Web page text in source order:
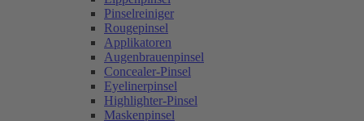
Pinselreiniger
Rougepinsel
Applikatoren
Augenbrauenpinsel
Concealer-Pinsel
Eyelinerpinsel
Highlighter-Pinsel
Maskenpinsel